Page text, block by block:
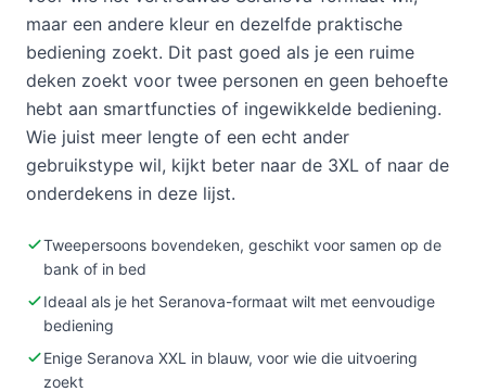
maar een andere kleur en dezelfde praktische
bediening zoekt. Dit past goed als je een ruime
deken zoekt voor twee personen en geen behoefte
hebt aan smartfuncties of ingewikkelde bediening.
Wie juist meer lengte of een echt ander
gebruikstype wil, kijkt beter naar de 3XL of naar de
onderdekens in deze lijst.
Tweepersoons bovendeken, geschikt voor samen op de
bank of in bed
Ideaal als je het Seranova-formaat wilt met eenvoudige
bediening
Enige Seranova XXL in blauw, voor wie die uitvoering
zoekt